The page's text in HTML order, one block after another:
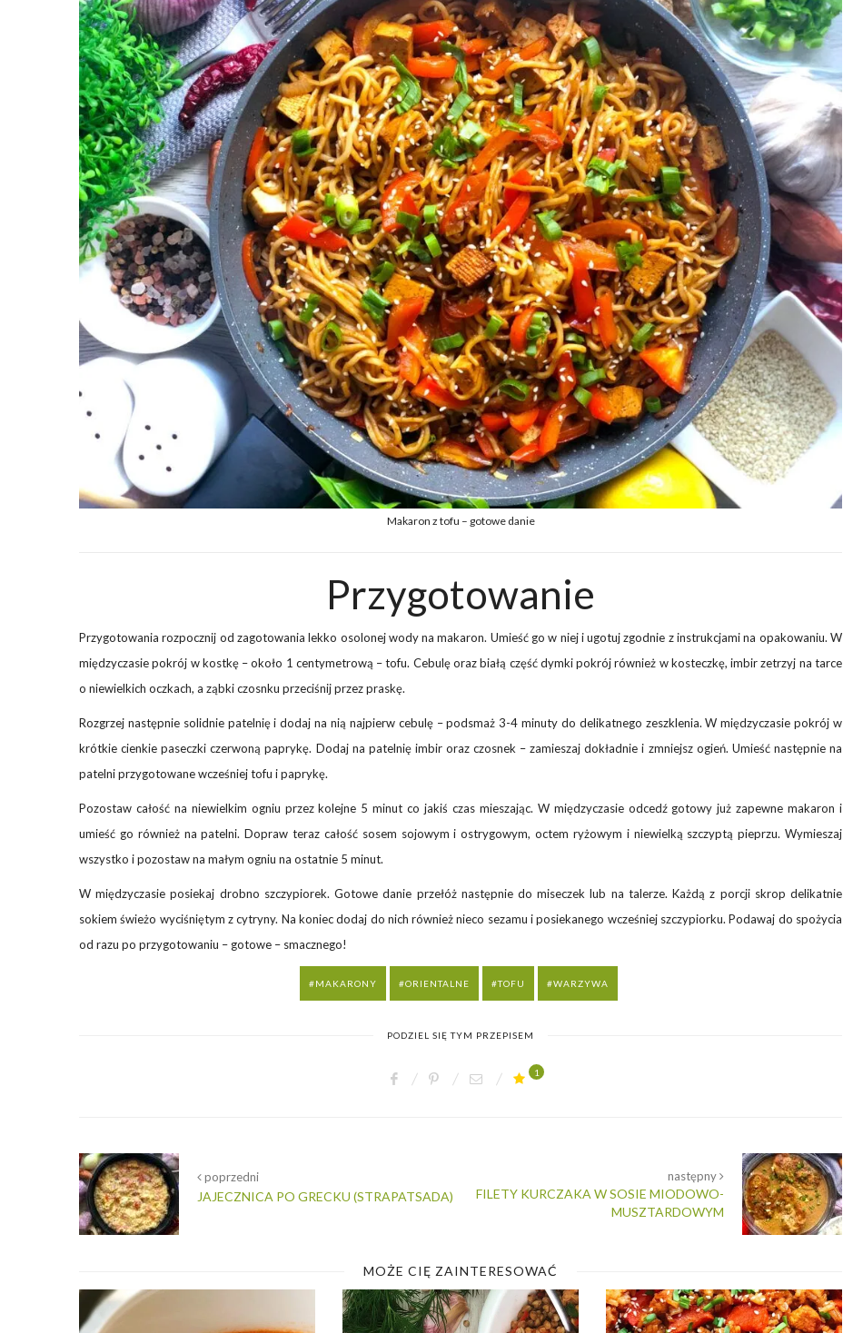
Makaron z tofu – gotowe danie
Przygotowanie
Przygotowania rozpocznij od zagotowania lekko osolonej wody na makaron. Umieść go w niej i ugotuj zgodnie z instrukcjami na opakowaniu. W
międzyczasie pokrój w kostkę – około 1 centymetrową – tofu. Cebulę oraz białą część dymki pokrój również w kosteczkę, imbir zetrzyj na tarce
o niewielkich oczkach, a ząbki czosnku przeciśnij przez praskę.
Rozgrzej następnie solidnie patelnię i dodaj na nią najpierw cebulę – podsmaż 3-4 minuty do delikatnego zeszklenia. W międzyczasie pokrój w
krótkie cienkie paseczki czerwoną paprykę. Dodaj na patelnię imbir oraz czosnek – zamieszaj dokładnie i zmniejsz ogień. Umieść następnie na
patelni przygotowane wcześniej tofu i paprykę.
Pozostaw całość na niewielkim ogniu przez kolejne 5 minut co jakiś czas mieszając. W międzyczasie odcedź gotowy już zapewne makaron i
umieść go również na patelni. Dopraw teraz całość sosem sojowym i ostrygowym, octem ryżowym i niewielką szczyptą pieprzu. Wymieszaj
wszystko i pozostaw na małym ogniu na ostatnie 5 minut.
W międzyczasie posiekaj drobno szczypiorek. Gotowe danie przełóż następnie do miseczek lub na talerze. Każdą z porcji skrop delikatnie
sokiem świeżo wyciśniętym z cytryny. Na koniec dodaj do nich również nieco sezamu i posiekanego wcześniej szczypiorku. Podawaj do spożycia
od razu po przygotowaniu – gotowe – smacznego!
MAKARONY ORIENTALNE TOFU WARZYWA
PODZIEL SIĘ TYM PRZEPISEM
1
poprzedni
JAJECZNICA PO GRECKU (STRAPATSADA)
następny
FILETY KURCZAKA W SOSIE MIODOWO-
MUSZTARDOWYM
MOŻE CIĘ ZAINTERESOWAĆ